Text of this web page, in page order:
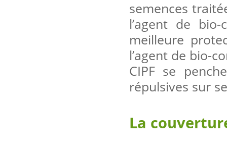
semences
l’agent de
meilleure
l’agent de bio-
CIPF se
répulsives sur
La